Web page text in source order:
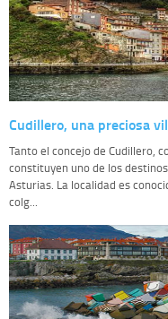
Cudillero, una preciosa
Tanto el concejo de Cudillero,
constituyen uno de los
Asturias. La localidad es
colg...